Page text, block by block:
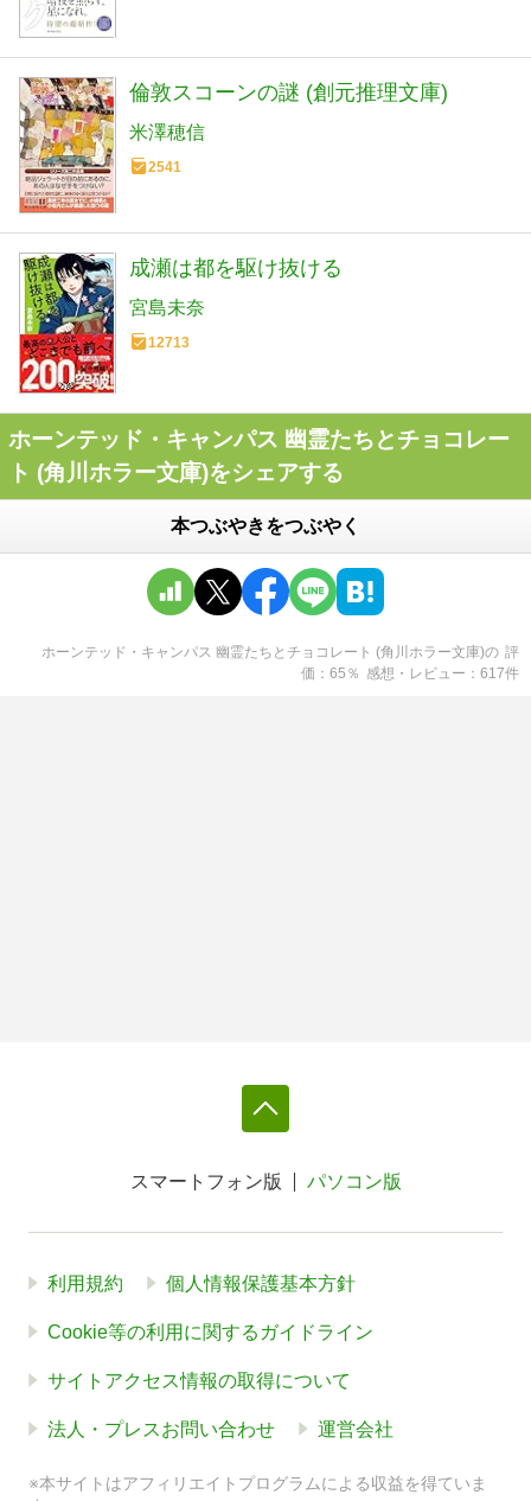
倫敦スコーンの謎 (創元推理文庫)
米澤穂信
2541
成瀬は都を駆け抜ける
宮島未奈
12713
ホーンテッド・キャンパス 幽霊たちとチョコレー
ト (角川ホラー文庫)をシェアする
本つぶやきをつぶやく
ホーンテッド・キャンパス 幽霊たちとチョコレート (角川ホラー文庫)の 評
価
65 ％ 感想・レビュー 617件
スマートフォン版 パソコン版
利用規約 個人情報保護基本方針
Cookie等の利用に関するガイドライン
サイトアクセス情報の取得について
法人・プレスお問い合わせ 運営会社
※本サイトはアフィリエイトプログラムによる収益を得ていま